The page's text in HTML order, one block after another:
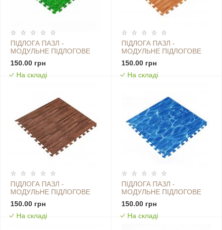
ПІДЛОГА ПАЗЛ -
МОДУЛЬНЕ ПІДЛОГОВЕ
ПОКРИТТЯ
600X600X10ММ ЗЕЛЕНА
ТРАВА (МР4) SW-00000153
150.00 грн
На складі
ПІДЛОГА ПАЗЛ -
МОДУЛЬНЕ ПІДЛОГОВЕ
ПОКРИТТЯ
600X600X10ММ ЗОЛОТЕ
ДЕРЕВО (МР2) SW-
150.00 грн
На складі
ПІДЛОГА ПАЗЛ -
МОДУЛЬНЕ ПІДЛОГОВЕ
ПОКРИТТЯ
600X600X10ММ
КОРИЧНЕВЕ ДЕРЕВО
150.00 грн
На складі
ПІДЛОГА ПАЗЛ -
МОДУЛЬНЕ ПІДЛОГОВЕ
ПОКРИТТЯ
600X600X10ММ ОКЕАН
(МР5) SW-00000141
150.00 грн
На складі